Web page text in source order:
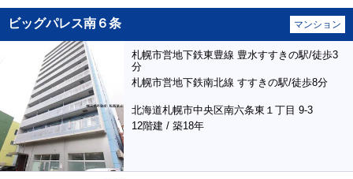
ビッグパレス南６条 マンション
札幌市営地下鉄東豊線 豊水すすきの駅/徒歩3
分
札幌市営地下鉄南北線 すすきの駅/徒歩8分
北海道札幌市中央区南六条東１丁目 9-3
12階建 / 築18年